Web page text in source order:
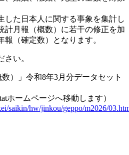
した日本人に関する事象を集計し
計月報（概数）に若干の修正を加
報（確定数）となります。
い。
）」令和8年3月分データセット
ホームページへ移動します）
saikin/hw/jinkou/geppo/m2026/